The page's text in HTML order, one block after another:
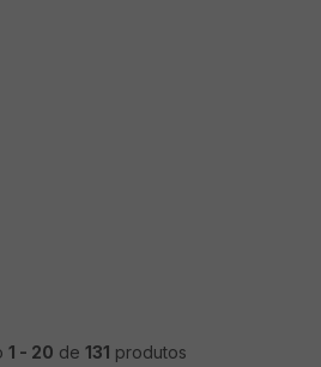
1 - 20 de 131 produtos